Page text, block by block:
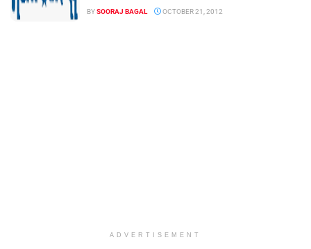
BYSOORAJ BAGAL OCTOBER 21, 2012
ADVERTISEMENT